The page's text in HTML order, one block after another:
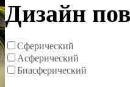
Дизайн
Сферический
Асферический
Биасферический